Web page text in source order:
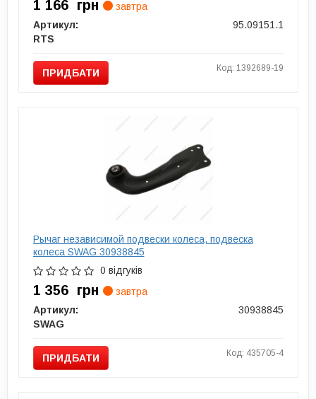
1 166 грн
завтра
Артикул:
95.09151.1
RTS
ПРИДБАТИ Код: 1392689-19
Рычаг независимой подвески колеса, подвеска
колеса SWAG 30938845
0 відгуків
1 356 грн
завтра
Артикул:
30938845
SWAG
ПРИДБАТИ Код: 435705-4